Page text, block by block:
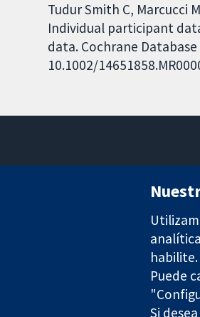
Tudur Smith C, Marcucci
Individual participant
data. Cochrane Database
10.1002/
The Cochrane Collaboration is a charity
Puede
Si